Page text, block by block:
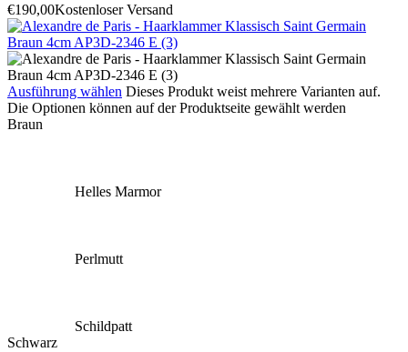
€190,00Kostenloser Versand
Ausführung wählen Dieses Produkt weist mehrere Varianten auf.
Die Optionen können auf der Produktseite gewählt werden
Braun
Helles Marmor
Perlmutt
Schildpatt
Schwarz